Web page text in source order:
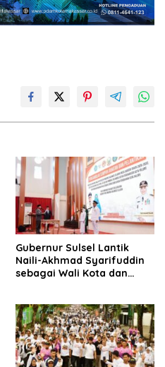
Gubernur Sulsel Lantik
Naili-Akhmad Syarifuddin
sebagai Wali Kota dan